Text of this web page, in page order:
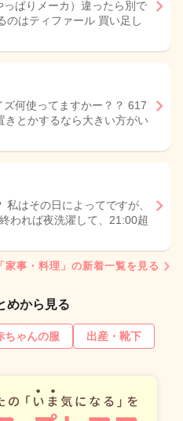
ぱりメーカ）違ったら別で
のはティファール 買い足し
何使ってますかー？？ 617
とかするなら大きい方がい
はその日によってですが、
われば夜洗濯して、21:00超
「家事・料理」の新着一覧を見る
めから見る
ちゃんの服 出産・靴下